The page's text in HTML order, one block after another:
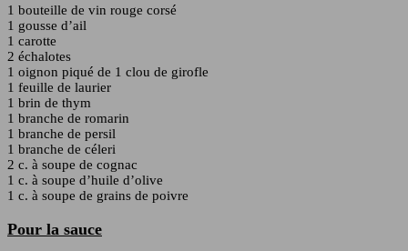
1 bouteille de vin rouge corsé
1 gousse d’ail
1 carotte
2 échalotes
1 oignon piqué de 1 clou de girofle
1 feuille de laurier
1 brin de thym
1 branche de romarin
1 branche de persil
1 branche de céleri
2 c. à soupe de cognac
1 c. à soupe d’huile d’olive
1 c. à soupe de grains de poivre
Pour la sauce